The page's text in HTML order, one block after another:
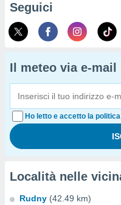
Seguici
Il meteo via e-mail
Ho letto e accetto la
Località nelle
Rudny (42.49 km)